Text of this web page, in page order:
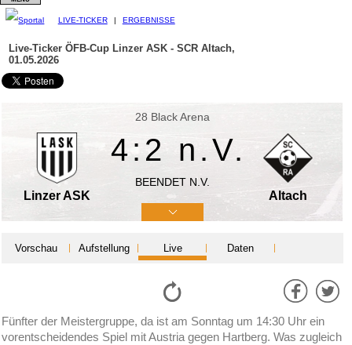
LIVE-TICKER | ERGEBNISSE
Live-Ticker ÖFB-Cup Linzer ASK - SCR Altach,
01.05.2026
28 Black Arena
Linzer ASK
4:2 n.V.
BEENDET N.V.
Altach
Vorschau Aufstellung Live Daten
Fünfter der Meistergruppe, da ist am Sonntag um 14:30 Uhr ein
vorentscheidendes Spiel mit Austria gegen Hartberg. Was zugleich